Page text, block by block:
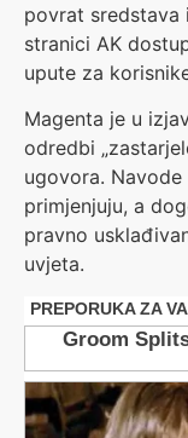
povrat sredstava
stranici AK
upute za
Magenta je u
odredbi
ugovora.
primjenjuju, a
pravno
uvjeta.